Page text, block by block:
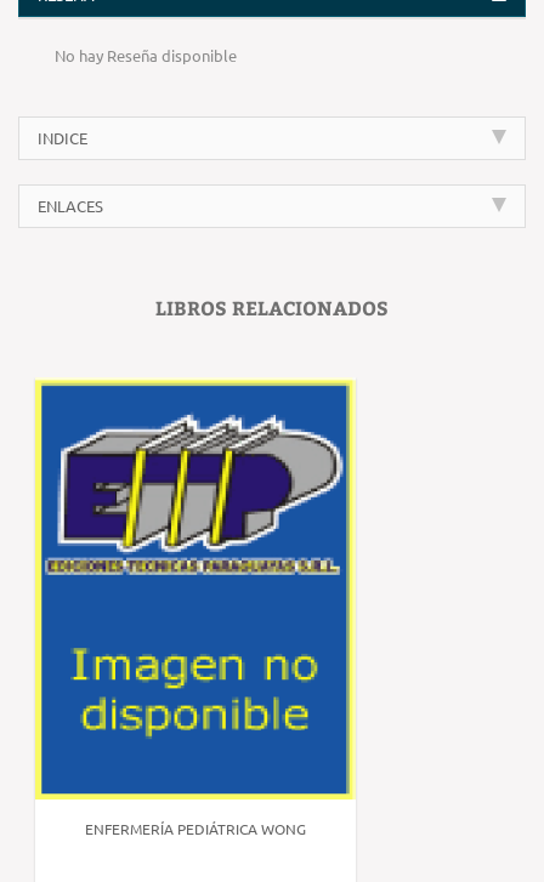
No hay Reseña disponible
INDICE
ENLACES
LIBROS RELACIONADOS
ENFERMERÍA PEDIÁTRICA WONG